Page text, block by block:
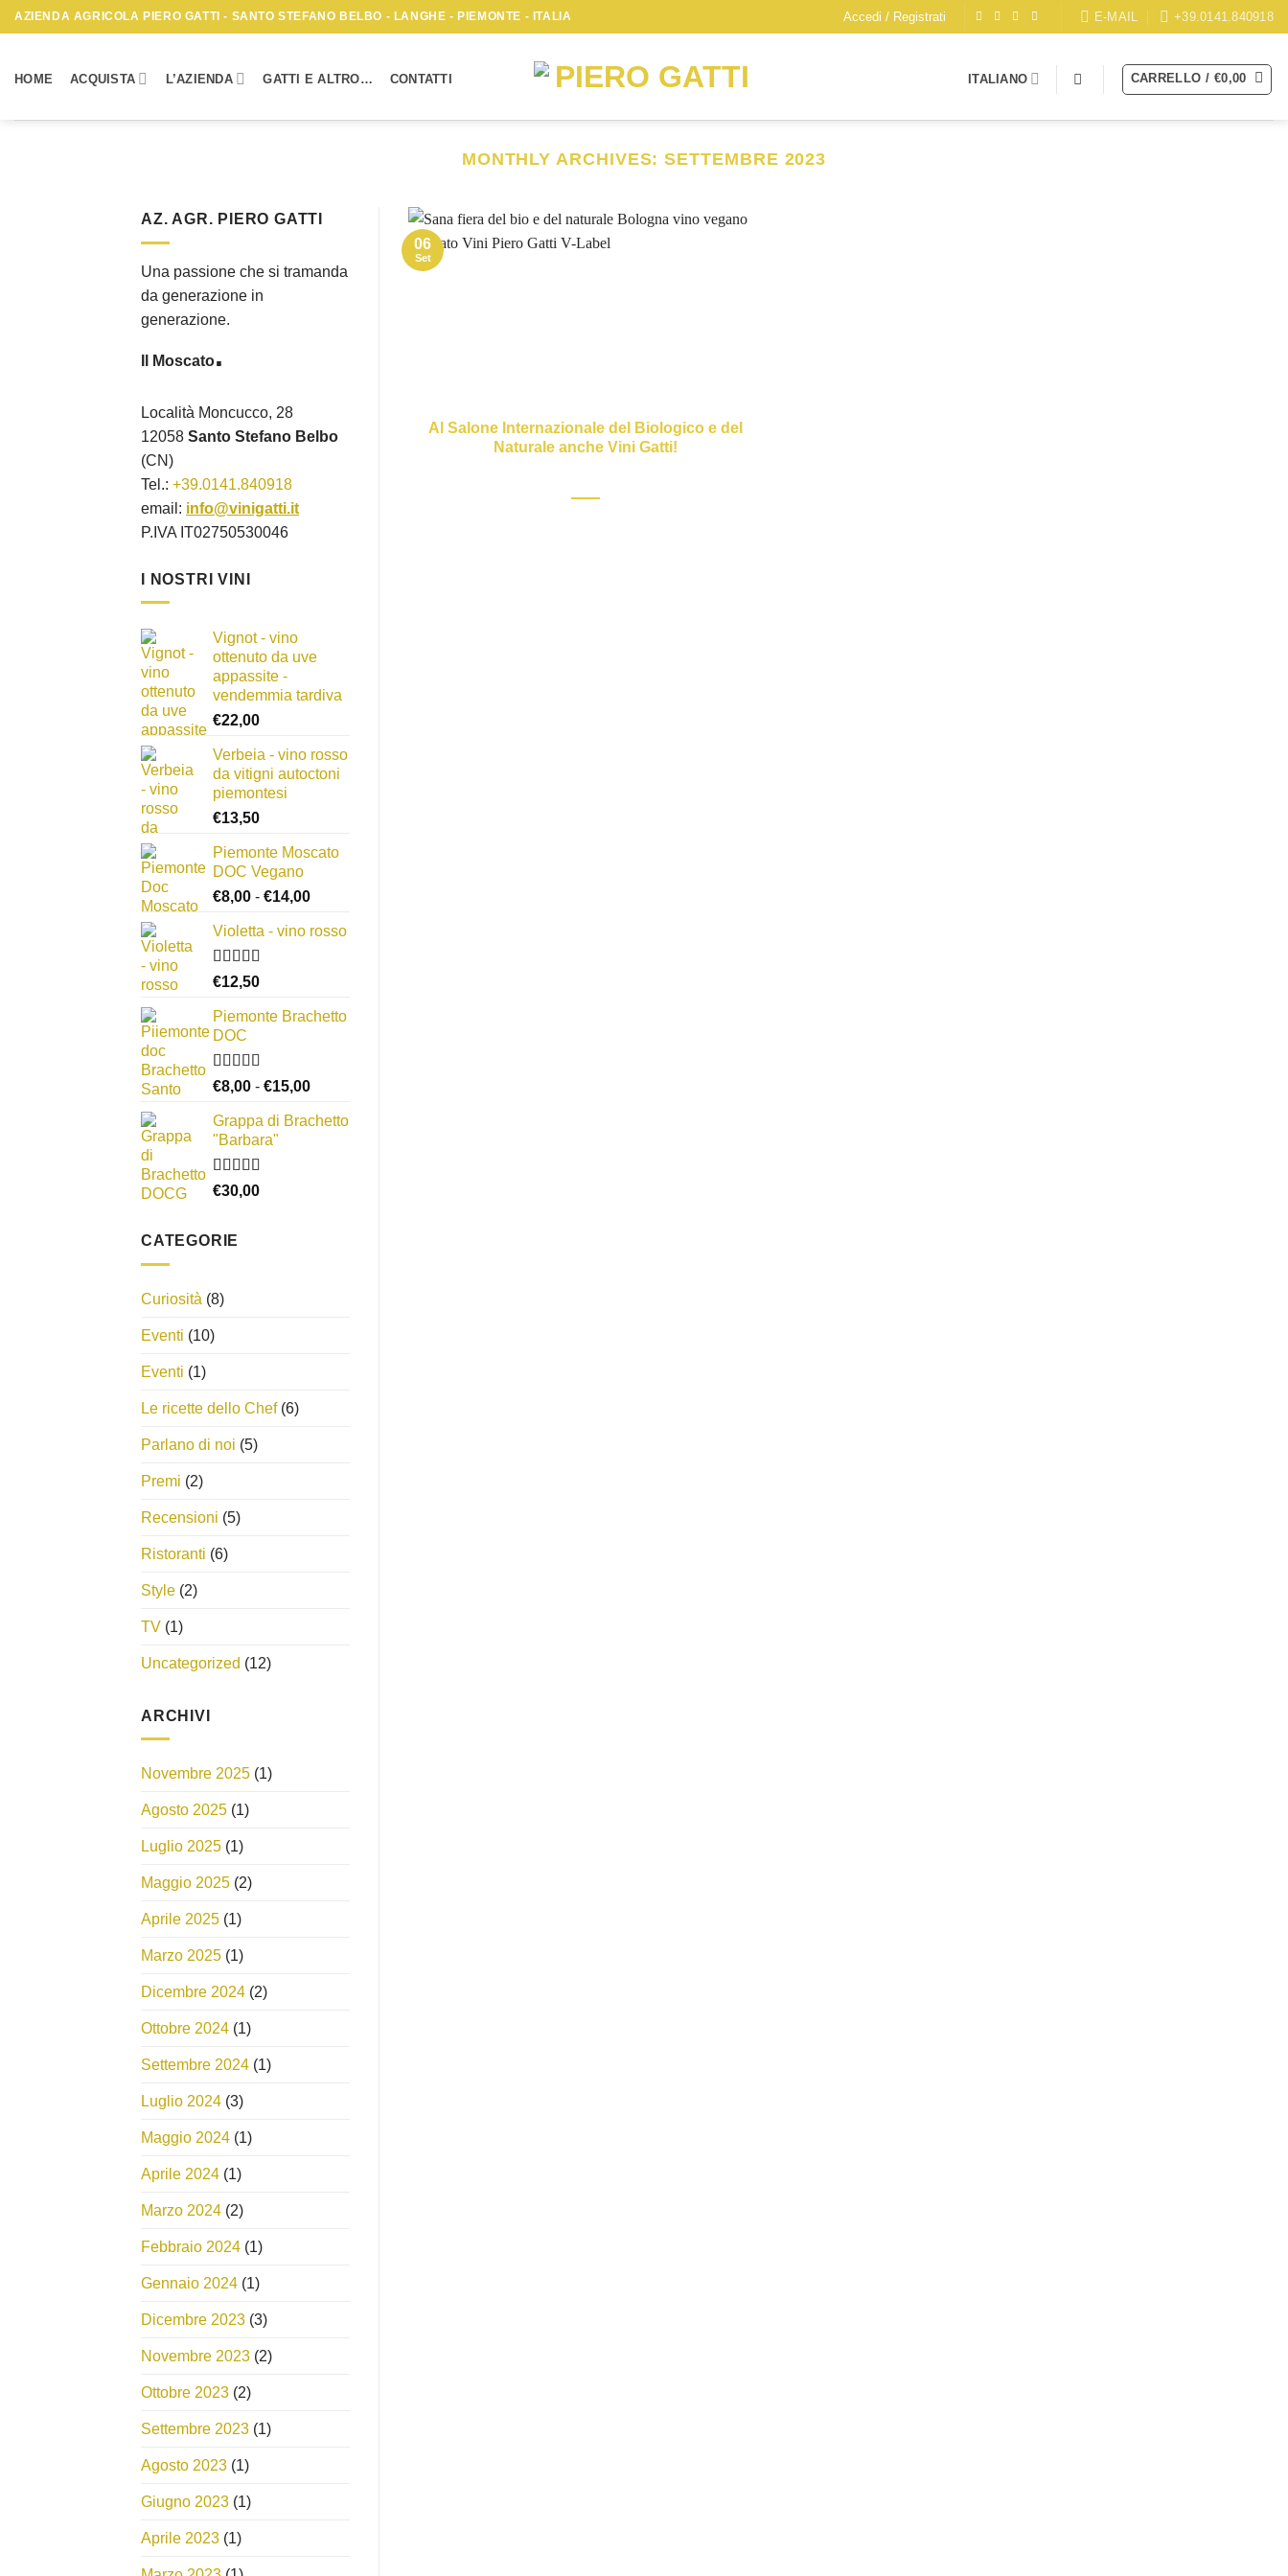
Skip
to
AZIENDA AGRICOLA PIERO GATTI - SANTO STEFANO BELBO - LANGHE - PIEMONTE - ITALIA Accedi / Registrati E-MAIL +39.0141.840918
HOME ACQUISTA L’AZIENDA GATTI E ALTRO… CONTATTI ITALIANO CARRELLO / €0,00
MONTHLY ARCHIVES:SETTEMBRE 2023
AZ. AGR. PIERO GATTI
Una passione che si tramanda
da generazione in
generazione.
Il Moscato.
Località Moncucco, 28
12058 Santo Stefano Belbo
(CN)
Tel.: +39.0141.840918
email: info@vinigatti.it
P.IVA IT02750530046
I NOSTRI VINI
Vignot - vino
ottenuto da uve
appassite -
vendemmia tardiva
€22,00
Verbeia - vino rosso
da vitigni autoctoni
piemontesi
€13,50
Piemonte Moscato
DOC Vegano
€8,00 - €14,00Fascia
prezzo:
€14,00
Violetta - vino rosso
Valutato
su
5
€12,50
Piemonte Brachetto
DOC
Valutato
4.33
€8,00 - €15,00Fascia
prezzo:
Grappa di Brachetto
"Barbara"
Valutato
su 5
€30,00
CATEGORIE
Curiosità (8)
Eventi (10)
Eventi (1)
Le ricette dello Chef(6)
Parlano di noi (5)
Premi (2)
Recensioni (5)
Ristoranti (6)
Style (2)
TV (1)
Uncategorized (12)
ARCHIVI
Novembre 2025 (1)
Agosto 2025 (1)
Luglio 2025 (1)
Maggio 2025 (2)
Aprile 2025 (1)
Marzo 2025 (1)
Dicembre 2024 (2)
Ottobre 2024 (1)
Settembre 2024 (1)
Luglio 2024 (3)
Maggio 2024 (1)
Aprile 2024 (1)
Marzo 2024 (2)
Febbraio 2024 (1)
Gennaio 2024 (1)
Dicembre 2023 (3)
Novembre 2023 (2)
Ottobre 2023 (2)
Settembre 2023 (1)
Agosto 2023 (1)
Giugno 2023 (1)
Aprile 2023 (1)
Al Salone Internazionale del Biologico e del
Naturale anche Vini Gatti!
06
Set